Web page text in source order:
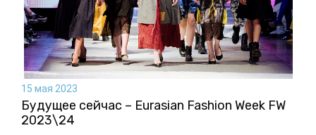
15 мая 2023
Будущее сейчас – Eurasian Fashion Week FW
2023\24